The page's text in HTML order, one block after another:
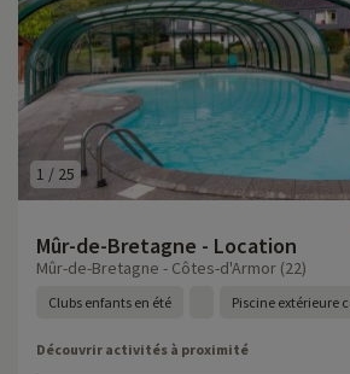
1 / 25
Mûr-de-Bretagne - Location
Mûr-de-Bretagne - Côtes-d'Armor (22)
Clubs enfants en été Piscine extérieure
Découvrir activités à proximité